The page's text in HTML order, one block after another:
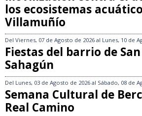
los ecosistemas
Villamuñío
Del Viernes, 07 de Agosto de 2026 al Lunes, 10 de
Fiestas del barrio de
Sahagún
Del Lunes, 03 de Agosto de 2026 al Sábado, 08 de
Semana Cultural de
Real Camino